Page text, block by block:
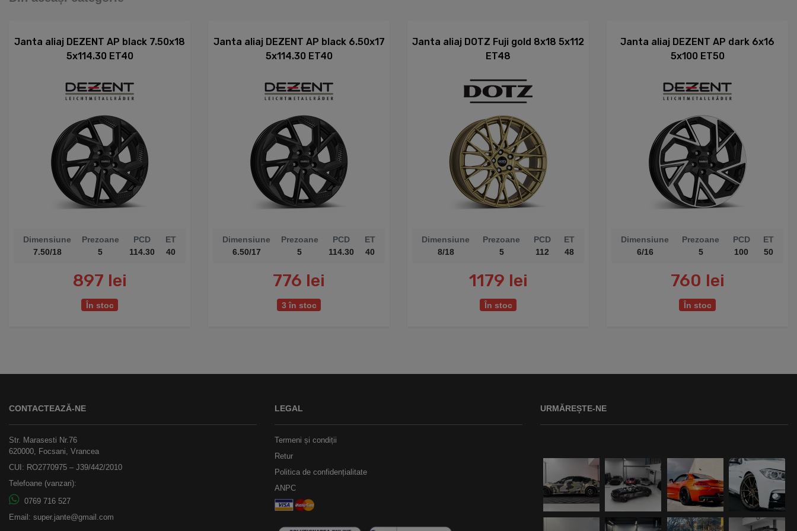
Janta aliaj DEZENT AP black 7.50x18
5x114.30 ET40
Dimensiune
7.50/18
Prezoane
5
PCD
114.30
ET
40
897 lei
În stoc
Janta aliaj DEZENT AP black 6.50x17
5x114.30 ET40
Dimensiune
6.50/17
Prezoane
5
PCD
114.30
ET
40
776 lei
3 în stoc
Janta aliaj DOTZ Fuji gold 8x18 5x112
ET48
Dimensiune
8/18
Prezoane
5
PCD
112
ET
48
1179 lei
În stoc
Janta aliaj DEZENT AP dark 6x16
5x100 ET50
Dimensiune
6/16
Prezoane
5
PCD
100
ET
50
760 lei
În stoc
CONTACTEAZĂ-NE
Str. Marasesti Nr.76
620000, Focsani, Vrancea
CUI: RO2770975 – J39/442/2010
Telefoane (vanzari):
0769 716 527
Email: super.jante@gmail.com
LEGAL
Termeni și condiții
Retur
Politica de confidențialitate
ANPC
URMĂREȘTE-NE